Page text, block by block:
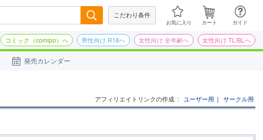
こだわり条件
お気に入り カート ガイド
コミック（comipo）へ 男性向け R18へ 女性向け 全年齢へ 女性向け TL/BLへ
発売カレンダー
アフィリエイトリンクの作成 : ユーザー用 | サークル用